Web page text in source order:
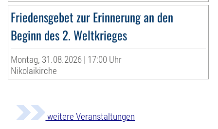
Friedensgebet zur Erinnerung an den
Beginn des 2. Weltkrieges
Montag, 31.08.2026 | 17:00 Uhr
Nikolaikirche
weitere Veranstaltungen